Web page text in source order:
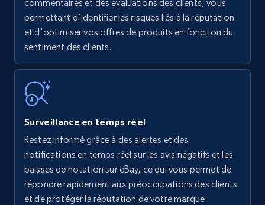
upc numbers
Title, Seller name, Brand, Description, Initial
price, Currency, Availability, Reviews count, and
35.2K+
Amazon Reviews
URL, Product name, Product rating, Product
rating object, Product rating max, Rating,
Author name, Asin, and more.
commentaires et des évaluations des clients, vous
permettant d'identifier les risques liés à la réputation
et d'optimiser vos offres de produits en fonction du
sentiment des clients.
Surveillance en temps réel
Restez informé grâce à des alertes et des
notifications en temps réel sur les avis négatifs et les
baisses de notation sur eBay, ce qui vous permet de
répondre rapidement aux préoccupations des clients
et de protéger la réputation de votre marque.